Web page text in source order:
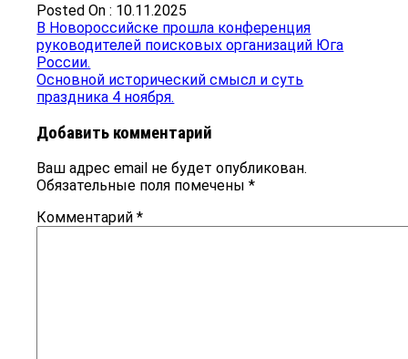
Posted On : 10.11.2025
Навигация
по
записям
Предыдущая
запись:
В Новороссийске прошла конференция
руководителей поисковых организаций Юга
России.
Следующая
запись:
Основной исторический смысл и суть
праздника 4 ноября.
Добавить комментарий
Ваш адрес email не будет опубликован.
Обязательные поля помечены*
Комментарий*